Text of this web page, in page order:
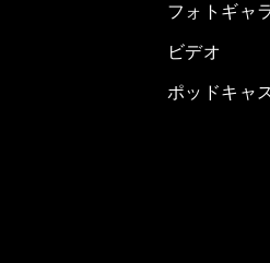
フォトギャ
ビデオ
ポッドキャ